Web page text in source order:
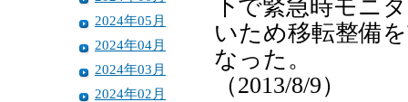
2024年05月
2024年04月
2024年03月
2024年02月
下で緊急時モニ
いため移転整備
なった。
（2013/8/9）